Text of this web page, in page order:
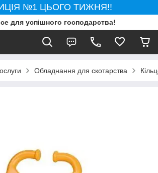
№1 ЦЬОГО ТИЖНЯ!!
для успішного господарства!
Обладнання для скотарства